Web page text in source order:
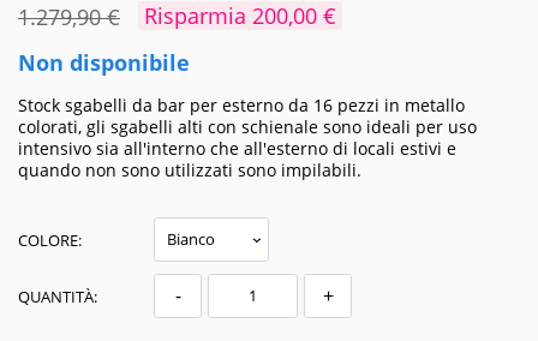
1.279,90 €
Risparmia 200,00 €
Non disponibile
Stock sgabelli da bar per esterno da 16 pezzi in metallo
colorati, gli sgabelli alti con schienale sono ideali per uso
intensivo sia all'interno che all'esterno di locali estivi e
quando non sono utilizzati sono impilabili.
COLORE:
QUANTITÀ: - +